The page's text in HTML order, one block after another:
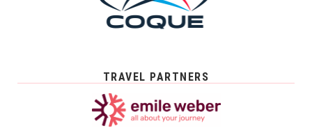
TRAVEL PARTNERS